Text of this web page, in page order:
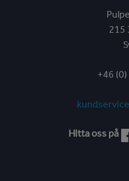
215
+46
Hitta oss på